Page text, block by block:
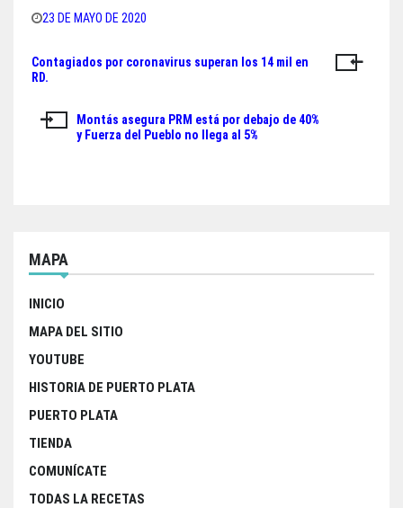
bo
ok
tt ts
pp
23 DE MAYO DE 2020
Navegación
entradas
Contagiados por coronavirus superan los 14 mil en
RD.
Montás asegura PRM está por debajo de 40%
y Fuerza del Pueblo no llega al 5%
MAPA
INICIO
MAPA DEL SITIO
YOUTUBE
HISTORIA DE PUERTO PLATA
PUERTO PLATA
TIENDA
COMUNÍCATE
TODAS LA RECETAS